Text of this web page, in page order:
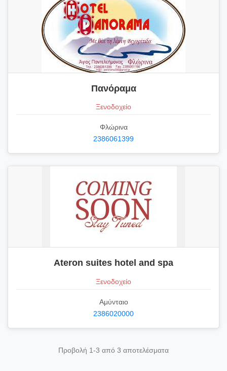
Πανόραμα
Ξενοδοχείο
Φλώρινα
2386061399
Ateron suites hotel and spa
Ξενοδοχείο
Αμύνταιο
2386020000
Προβολή 1-3 από 3 αποτελέσματα